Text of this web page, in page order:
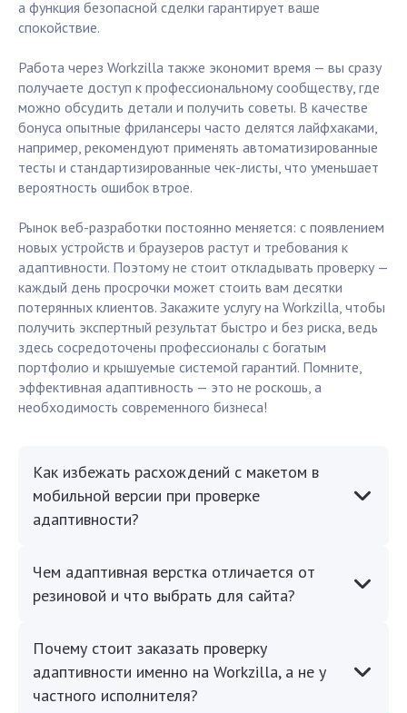
а функция безопасной сделки гарантирует ваше
спокойствие.
Работа через Workzilla также экономит время — вы сразу
получаете доступ к профессиональному сообществу, где
можно обсудить детали и получить советы. В качестве
бонуса опытные фрилансеры часто делятся лайфхаками,
например, рекомендуют применять автоматизированные
тесты и стандартизированные чек-листы, что уменьшает
вероятность ошибок втрое.
Рынок веб-разработки постоянно меняется: с появлением
новых устройств и браузеров растут и требования к
адаптивности. Поэтому не стоит откладывать проверку —
каждый день просрочки может стоить вам десятки
потерянных клиентов. Закажите услугу на Workzilla, чтобы
получить экспертный результат быстро и без риска, ведь
здесь сосредоточены профессионалы с богатым
портфолио и крышуемые системой гарантий. Помните,
эффективная адаптивность — это не роскошь, а
необходимость современного бизнеса!
Как избежать расхождений с макетом в
мобильной версии при проверке
адаптивности?
Чем адаптивная верстка отличается от
резиновой и что выбрать для сайта?
Почему стоит заказать проверку
адаптивности именно на Workzilla, а не у
частного исполнителя?